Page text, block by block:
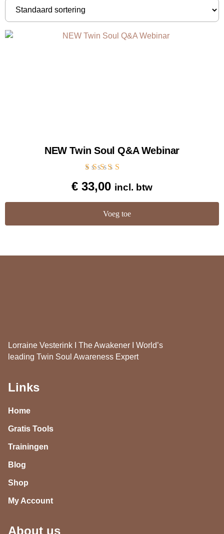
NEW Twin Soul Q&A Webinar
5.00
uit 5
€ 33,00 incl. btw
Voeg toe
Lorraine Vesterink I The Awakener I World’s
leading Twin Soul Awareness Expert
Links
Home
Gratis Tools
Trainingen
Blog
Shop
My Account
About us